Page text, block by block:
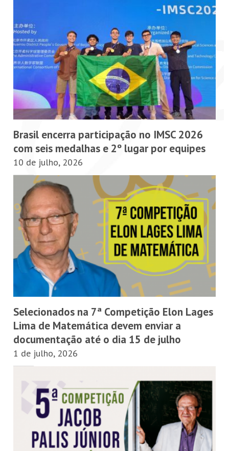
Brasil encerra participação no IMSC 2026
com seis medalhas e 2º lugar por equipes
10 de julho, 2026
Selecionados na 7ª Competição Elon Lages
Lima de Matemática devem enviar a
documentação até o dia 15 de julho
1 de julho, 2026